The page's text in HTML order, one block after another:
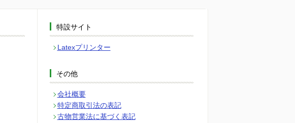
特設サイト
Latexプリンター
その他
会社概要
特定商取引法の表記
古物営業法に基づく表記